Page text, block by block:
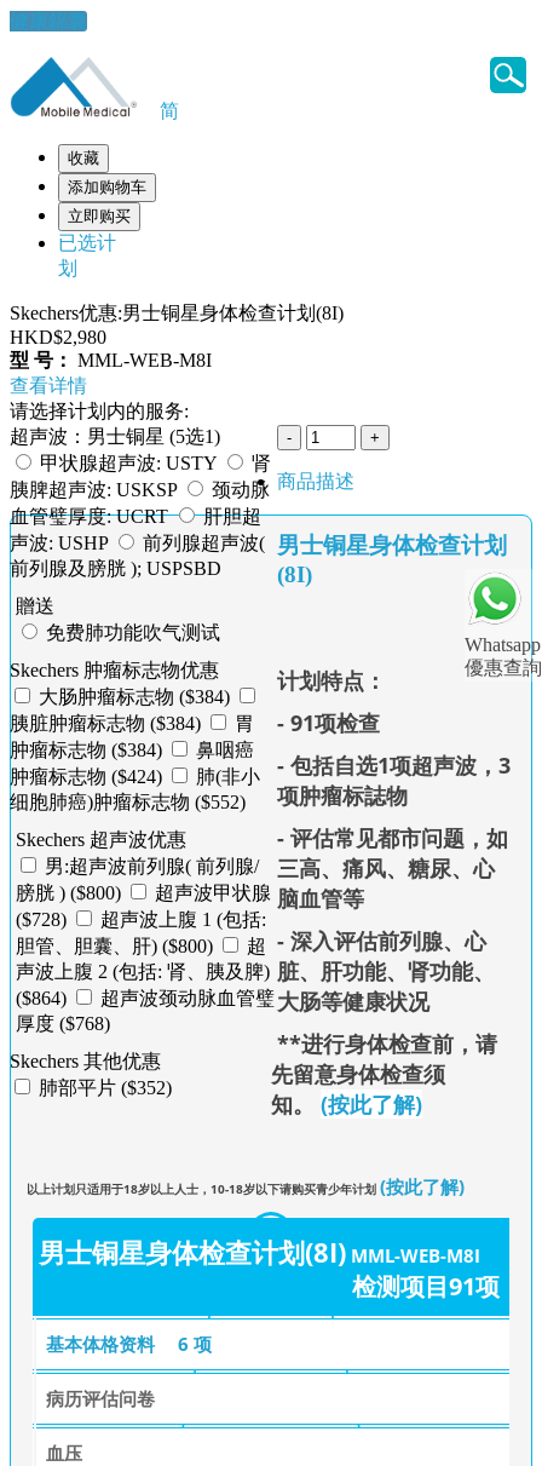
健康錦囊
Whatsapp
優惠查詢
简
收藏
添加购物车
立即购买
已选计
划
Skechers优惠:男士铜星身体检查计划(8I)
HKD$2,980
型 号： MML-WEB-M8I
查看详情
请选择计划内的服务:
超声波：男士铜星 (5选1)
甲状腺超声波: USTY
肾
胰脾超声波: USKSP
颈动脉
血管璧厚度: UCRT
肝胆超
声波: USHP
前列腺超声波(
前列腺及膀胱 ); USPSBD
贈送
免费肺功能吹气测试
Skechers 肿瘤标志物优惠
大肠肿瘤标志物 ($384)
胰脏肿瘤标志物 ($384)
胃
肿瘤标志物 ($384)
鼻咽癌
肿瘤标志物 ($424)
肺(非小
细胞肺癌)肿瘤标志物 ($552)
Skechers 超声波优惠
男:超声波前列腺( 前列腺/
膀胱 ) ($800)
超声波甲状腺
($728)
超声波上腹 1 (包括:
胆管、胆囊、肝) ($800)
超
声波上腹 2 (包括: 肾、胰及脾)
($864)
超声波颈动脉血管璧
厚度 ($768)
Skechers 其他优惠
肺部平片 ($352)
商品描述
男士铜星身体检查计划
(8I)
计划特点：
- 91项检查
- 包括自选1项超声波，3
项肿瘤标誌物
- 评估常见都市问题，如
三高、痛风、糖尿、心
脑血管等
- 深入评估前列腺、心
脏、肝功能、肾功能、
大肠等健康状况
**进行身体检查前，请
先留意身体检查须
知。 (按此了解)
以上计划只适用于18岁以上人士，10-18岁以下请购买青少年计划 (按此了解)
男士铜星身体检查计划(8I) MML-WEB-M8I
检测项目91项
基本体格资料 6 项
病历评估问卷
血压